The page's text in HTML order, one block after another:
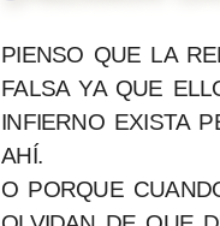
PIENSO QUE LA
FALSA YA QUE
INFIERNO EXISTA
AHÍ.
O PORQUE